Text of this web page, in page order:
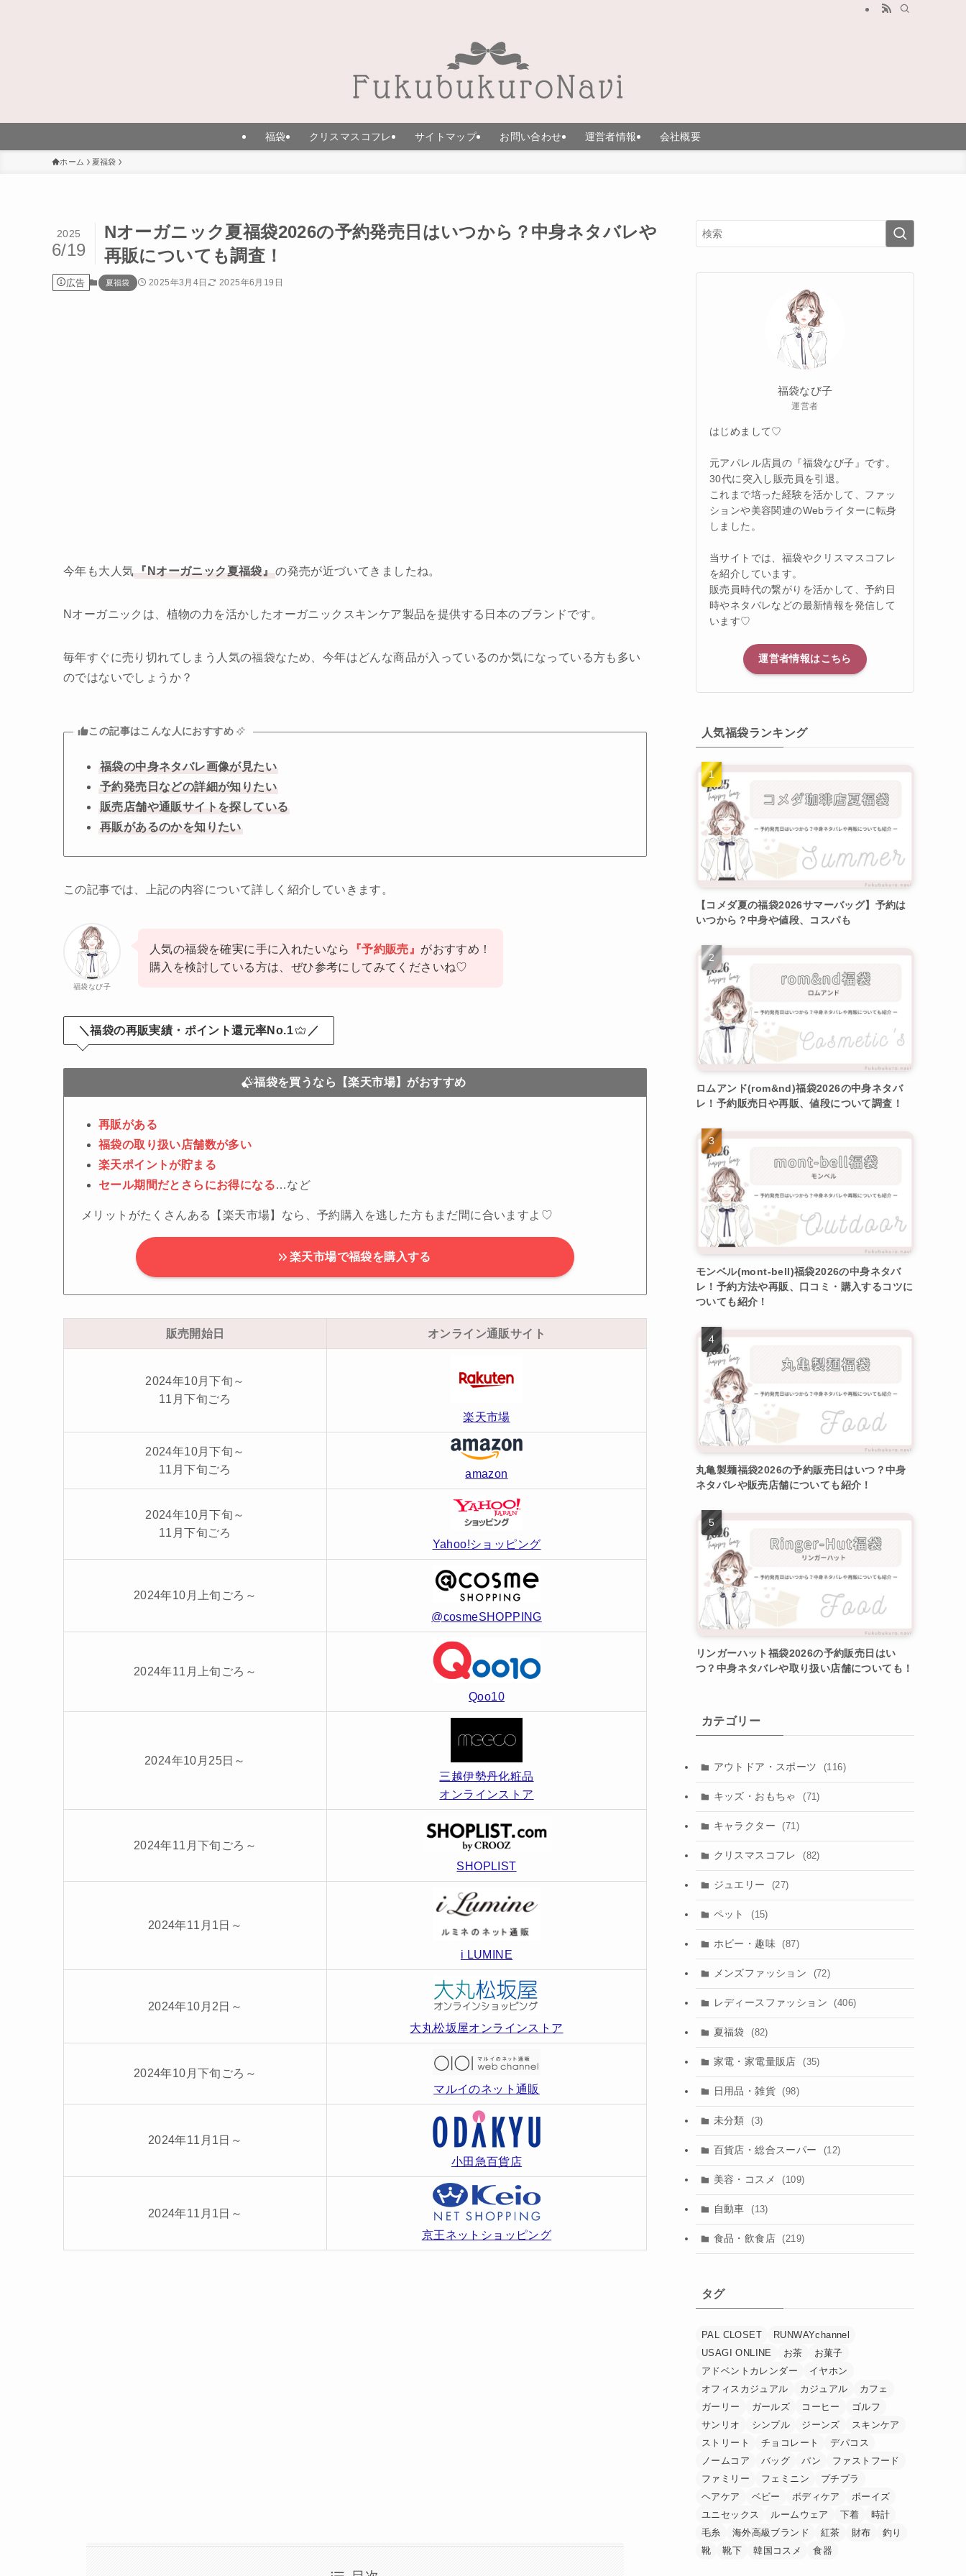
福袋 クリスマスコフレ サイトマップ お問い合わせ 運営者情報 会社概要
ホーム 夏福袋
Nオーガニック夏福袋2026の予約発売日はいつから？中身ネタバレや
再販についても調査！
2025
6/19
広告 夏福袋 2025年3月4日 2025年6月19日
今年も大人気 『Nオーガニック夏福袋』 の発売が近づいてきましたね。
Nオーガニックは、植物の力を活かしたオーガニックスキンケア製品を提供する日本のブランドです。
毎年すぐに売り切れてしまう人気の福袋なため、今年はどんな商品が入っているのか気になっている方も多い
のではないでしょうか？
この記事はこんな人におすすめ
福袋の中身ネタバレ画像が見たい
予約発売日などの詳細が知りたい
販売店舗や通販サイトを探している
再販があるのかを知りたい
この記事では、上記の内容について詳しく紹介していきます。
福袋なび子
人気の福袋を確実に手に入れたいなら 『予約販売』 がおすすめ！
購入を検討している方は、ぜひ参考にしてみてくださいね♡
＼福袋の再販実績・ポイント還元率No.1 ／
福袋を買うなら【楽天市場】がおすすめ
再販がある
福袋の取り扱い店舗数が多い
楽天ポイントが貯まる
セール期間だとさらにお得になる…など
メリットがたくさんある【楽天市場】なら、予約購入を逃した方もまだ間に合いますよ♡
楽天市場で福袋を購入する
販売開始日 オンライン通販サイト
2024年10月下旬～
11月下旬ごろ
楽天市場
2024年10月下旬～
11月下旬ごろ
amazon
2024年10月下旬～
11月下旬ごろ
Yahoo!ショッピング
2024年10月上旬ごろ～
@cosmeSHOPPING
2024年11月上旬ごろ～
Qoo10
2024年10月25日～
三越伊勢丹化粧品
オンラインストア
2024年11月下旬ごろ～
SHOPLIST
2024年11月1日～
i LUMINE
2024年10月2日～
大丸松坂屋オンラインストア
2024年10月下旬ごろ～
マルイのネット通販
2024年11月1日～
小田急百貨店
2024年11月1日～
京王ネットショッピング
福袋なび子
運営者
はじめまして♡
元アパレル店員の『福袋なび子』です。
30代に突入し販売員を引退。
これまで培った経験を活かして、ファッ
ションや美容関連のWebライターに転身
しました。
当サイトでは、福袋やクリスマスコフレ
を紹介しています。
販売員時代の繋がりを活かして、予約日
時やネタバレなどの最新情報を発信して
います♡
運営者情報はこちら
人気福袋ランキング
【コメダ夏の福袋2026サマーバッグ】予約は
いつから？中身や値段、コスパも
ロムアンド(rom&nd)福袋2026の中身ネタバ
レ！予約販売日や再販、値段について調査！
モンベル(mont-bell)福袋2026の中身ネタバ
レ！予約方法や再販、口コミ・購入するコツに
ついても紹介！
丸亀製麺福袋2026の予約販売日はいつ？中身
ネタバレや販売店舗についても紹介！
リンガーハット福袋2026の予約販売日はい
つ？中身ネタバレや取り扱い店舗についても！
カテゴリー
アウトドア・スポーツ (116)
キッズ・おもちゃ (71)
キャラクター (71)
クリスマスコフレ (82)
ジュエリー (27)
ペット (15)
ホビー・趣味 (87)
メンズファッション (72)
レディースファッション (406)
夏福袋 (82)
家電・家電量販店 (35)
日用品・雑貨 (98)
未分類 (3)
百貨店・総合スーパー (12)
美容・コスメ (109)
自動車 (13)
食品・飲食店 (219)
タグ
PAL CLOSET
RUNWAYchannel
USAGI ONLINE
お茶
お菓子
アドベントカレンダー
イヤホン
オフィスカジュアル
カジュアル
カフェ
ガーリー
ガールズ コーヒー
ゴルフ
サンリオ
シンプル ジーンズ
スキンケア
ストリート
チョコレート
デパコス
ノームコア
バッグ パン
ファストフード
ファミリー
フェミニン
プチプラ
ヘアケア
ベビー ボディケア
ボーイズ
ユニセックス
ルームウェア 下着
時計
毛糸
海外高級ブランド 紅茶 財布
釣り
靴
靴下 韓国コスメ 食器